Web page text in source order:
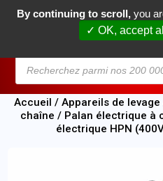
Accueil / Appareils de levage
chaîne / Palan électrique à
électrique HPN
By continuing to scroll, you
✓ OK, accept all